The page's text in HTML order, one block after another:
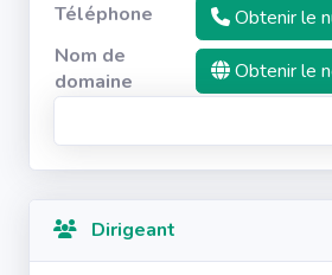
Téléphone
Obtenir le
Nom de
domaine
Obtenir le
Dirigeant